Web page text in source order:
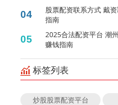
04
股票配资联系方式 戴
指南
05
2025合法配资平台 潮
赚钱指南
标签列表
炒股股票配资平台